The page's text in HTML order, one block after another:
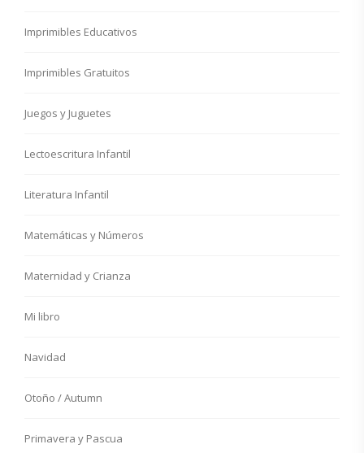
Imprimibles Educativos
Imprimibles Gratuitos
Juegos y Juguetes
Lectoescritura Infantil
Literatura Infantil
Matemáticas y Números
Maternidad y Crianza
Mi libro
Navidad
Otoño / Autumn
Primavera y Pascua